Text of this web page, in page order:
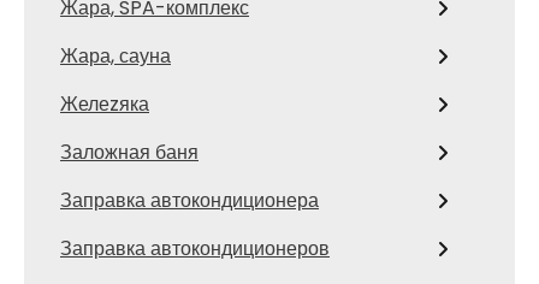
Жара, SPA-комплекс
Жара, сауна
Желеzяка
Заложная баня
Заправка автокондиционера
Заправка автокондиционеров